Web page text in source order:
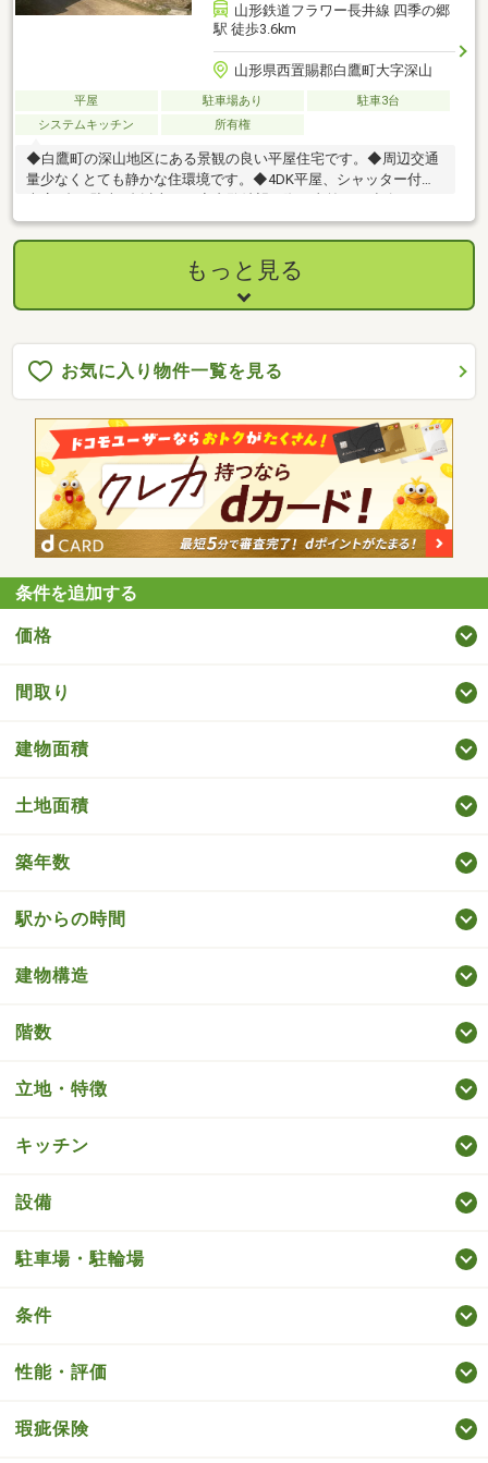
山形鉄道フラワー長井線 四季の郷
駅 徒歩3.6km
山形県西置賜郡白鷹町大字深山
平屋 駐車場あり
駐車3台
システムキッチン
所有権
◆白鷹町の深山地区にある景観の良い平屋住宅です。◆周辺交通
量少なくとても静かな住環境です。◆4DK平屋、シャッター付き
車庫2台、駐車4台以上可。◆内覧希望の際は事前にご連絡下さ
い。※月々返済例 ・月々１８，０４４円 ・借入金額 ５６５万
円 ・返済期間 ３０年（ボーナス返済 無し） ・変動金利
０．９５％ ・保証料、諸費用別途 ・地方銀行 ●詳しくは担当者ま
でお問合せ下さい。空き家バンク登録物件、駐車３台以上可、南
向き、システムキッチン、陽当り良好、庭１０坪以上、田園風
ャッター車庫、隣家との間隔が大きい
もっと見る
お気に入り物件一覧を見る
条件を追加する
価格
間取り
建物面積
土地面積
築年数
駅からの時間
建物構造
階数
立地・特徴
キッチン
設備
駐車場・駐輪場
条件
性能・評価
瑕疵保険